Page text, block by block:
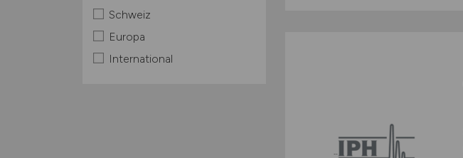
Schweiz
Europa
International